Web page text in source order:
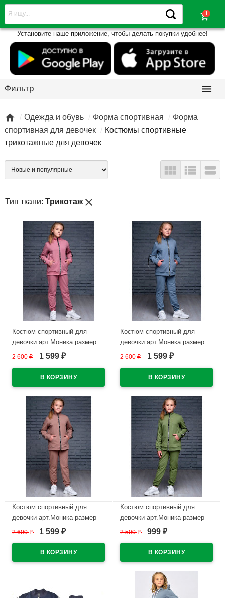
shopping_cart
Установите наше приложение, чтобы делать покупки удобнее!
Фильтр 
 Одежда и обувь Форма спортивная
Форма
спортивная для девочек
Костюмы спортивные
трикотажные для девочек
  
Тип ткани: Трикотажclose
Костюм спортивный для
девочки арт.Моника размер
30/116-42/158 цвет пудра
2 600₽ 1 599 ₽
Костюм спортивный для
девочки арт.Моника размер
30/116-42/158 цвет серо-
2 600₽ 1 599 ₽
Костюм спортивный для
девочки арт.Моника размер
30/116-42/158 цвет шоколад
2 600₽ 1 599 ₽
Костюм спортивный для
девочки арт.Моника размер
30/116-34/134 цвет оливковый
2 500₽ 999 ₽